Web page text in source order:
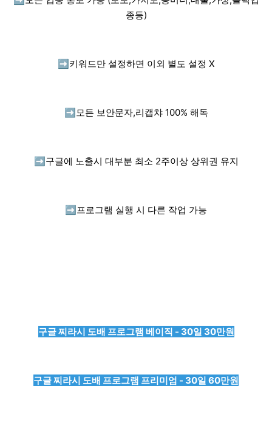
종등)
➡️ 키워드만 설정하면 이외 별도 설정 X
➡️ 모든 보안문자,리캡챠 100% 해독
➡️ 구글에 노출시 대부분 최소 2주이상 상위권 유지
➡️ 프로그램 실행 시 다른 작업 가능
구글 찌라시 도배 프로그램 베이직 - 30일 30만원
구글 찌라시 도배 프로그램 프리미엄 - 30일 60만원